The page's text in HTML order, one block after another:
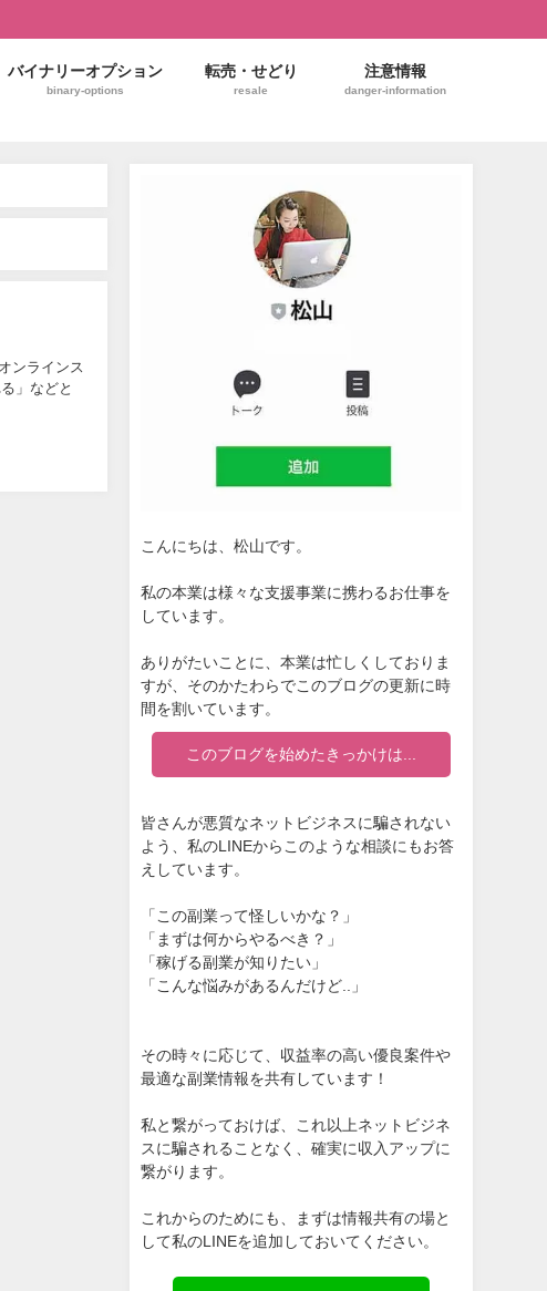
バイナリーオプション
binary-options
転売・せどり
resale
注意情報
danger-information
ンラインス
」などと
こんにちは、松山です。
私の本業は様々な支援事業に携わるお仕事を
しています。
ありがたいことに、本業は忙しくしておりま
すが、そのかたわらでこのブログの更新に時
間を割いています。
このブログを始めたきっかけは...
皆さんが悪質なネットビジネスに騙されない
よう、私のLINEからこのような相談にもお答
えしています。
「この副業って怪しいかな？」
「まずは何からやるべき？」
「稼げる副業が知りたい」
「こんな悩みがあるんだけど..」
その時々に応じて、収益率の高い優良案件や
最適な副業情報を共有しています！
私と繋がっておけば、これ以上ネットビジネ
スに騙されることなく、確実に収入アップに
繋がります。
これからのためにも、まずは情報共有の場と
して私のLINEを追加しておいてください。